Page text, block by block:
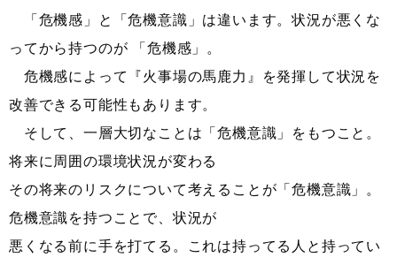
「危機感」と「危機意識」は違います。状況が悪くな
ってから持つのが 「危機感」。
危機感によって『火事場の馬鹿力』を発揮して状況を
改善できる可能性もあります。
そして、一層大切なことは「危機意識」をもつこと。
将来に周囲の環境状況が変わる
その将来のリスクについて考えることが「危機意識」。
危機意識を持つことで、状況が
悪くなる前に手を打てる。これは持ってる人と持ってい